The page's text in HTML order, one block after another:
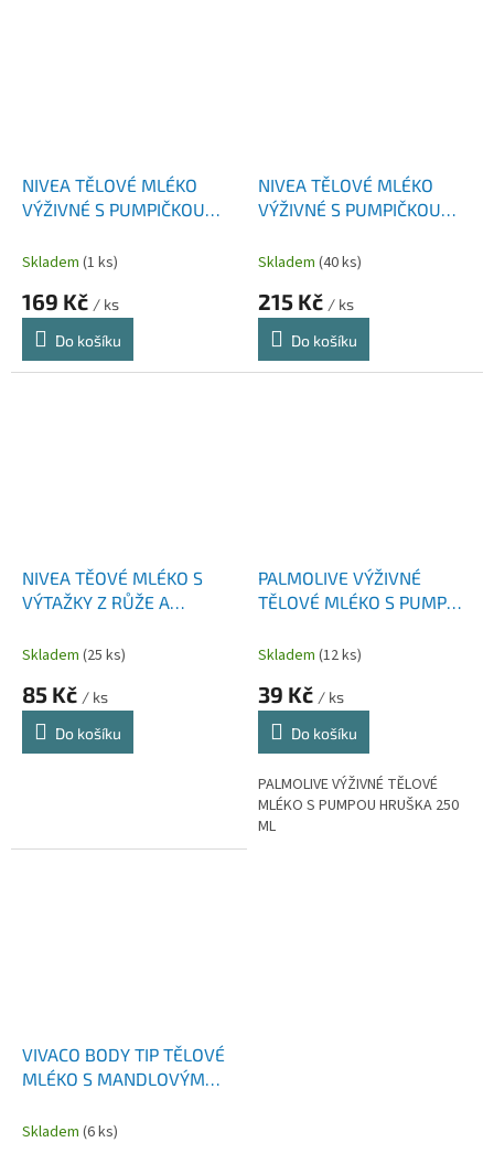
NIVEA TĚLOVÉ MLÉKO
VÝŽIVNÉ S PUMPIČKOU
Skladem (1 ks)
169 Kč / ks
Do košíku
NIVEA TĚLOVÉ MLÉKO
VÝŽIVNÉ S PUMPIČKOU
Skladem (40 ks)
215 Kč / ks
Do košíku
NIVEA TĚOVÉ MLÉKO S
VÝTAŽKY Z RŮŽE A
ML
Skladem (25 ks)
85 Kč / ks
Do košíku
PALMOLIVE VÝŽIVNÉ
TĚLOVÉ MLÉKO S PUMPOU
Skladem (12 ks)
39 Kč / ks
Do košíku
PALMOLIVE VÝŽIVNÉ TĚLOVÉ
MLÉKO S PUMPOU HRUŠKA 250
ML
VIVACO BODY TIP TĚLOVÉ
MLÉKO S MANDLOVÝM
Skladem (6 ks)